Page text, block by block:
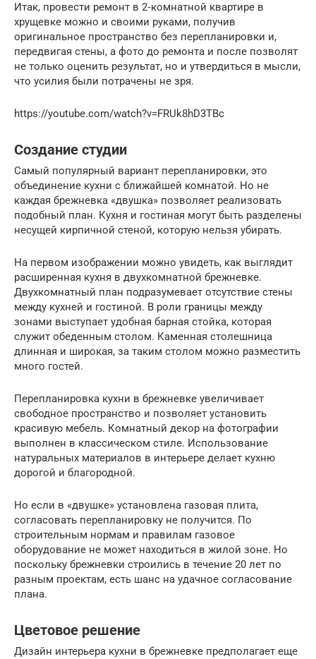
Итак, провести ремонт в 2‑комнатной квартире в
хрущевке можно и своими руками, получив
оригинальное пространство без перепланировки и,
передвигая стены, а фото до ремонта и после позволят
не только оценить результат, но и утвердиться в мысли,
что усилия были потрачены не зря.
https://youtube.com/watch?v=FRUk8hD3TBc
Создание студии
Самый популярный вариант перепланировки, это
объединение кухни с ближайшей комнатой. Но не
каждая брежневка «двушка» позволяет реализовать
подобный план. Кухня и гостиная могут быть разделены
несущей кирпичной стеной, которую нельзя убирать.
На первом изображении можно увидеть, как выглядит
расширенная кухня в двухкомнатной брежневке.
Двухкомнатный план подразумевает отсутствие стены
между кухней и гостиной. В роли границы между
зонами выступает удобная барная стойка, которая
служит обеденным столом. Каменная столешница
длинная и широкая, за таким столом можно разместить
много гостей.
Перепланировка кухни в брежневке увеличивает
свободное пространство и позволяет установить
красивую мебель. Комнатный декор на фотографии
выполнен в классическом стиле. Использование
натуральных материалов в интерьере делает кухню
дорогой и благородной.
Но если в «двушке» установлена газовая плита,
согласовать перепланировку не получится. По
строительным нормам и правилам газовое
оборудование не может находиться в жилой зоне. Но
поскольку брежневки строились в течение 20 лет по
разным проектам, есть шанс на удачное согласование
плана.
Цветовое решение
Дизайн интерьера кухни в брежневке предполагает еще